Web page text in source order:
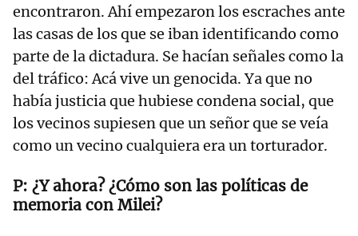
encontraron. Ahí empezaron los escraches ante
las casas de los que se iban identificando como
parte de la dictadura. Se hacían señales como la
del tráfico: Acá vive un genocida. Ya que no
había justicia que hubiese condena social, que
los vecinos supiesen que un señor que se veía
como un vecino cualquiera era un torturador.
¿Y ahora? ¿Cómo son las políticas de
memoria con Milei?